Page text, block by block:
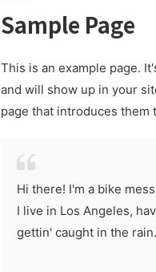
Sample Page
This is an example page.
and will show up in your
page that introduces
Hi there! I'm a bike
I live in Los Angeles,
gettin' caught in the